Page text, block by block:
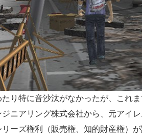
り特に音沙汰がなかったが、これ
ニアリング株式会社から、元アイ
ーズ権利（販売権、知的財産権）